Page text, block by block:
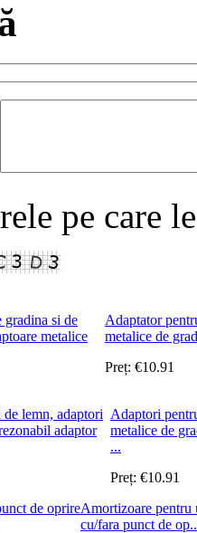
pe care
Adaptator
metalice de
Preț: €10.91
Adaptori
metalice de
...
Preț: €10.91
Amortizoare pentru
cu/fara punct de